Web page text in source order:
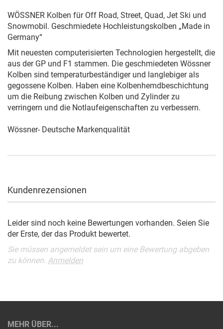
WÖSSNER Kolben für Off Road, Street, Quad, Jet Ski und
Snowmobil. Geschmiedete Hochleistungskolben „Made in
Germany“
Mit neuesten computerisierten Technologien hergestellt, die
aus der GP und F1 stammen. Die geschmiedeten Wössner
Kolben sind temperaturbeständiger und langlebiger als
gegossene Kolben. Haben eine Kolbenhemdbeschichtung
um die Reibung zwischen Kolben und Zylinder zu
verringern und die Notlaufeigenschaften zu verbessern.
Wössner- Deutsche Markenqualität
Kundenrezensionen
Leider sind noch keine Bewertungen vorhanden. Seien Sie
der Erste, der das Produkt bewertet.
Sie müssen angemeldet sein um eine Bewertung abgeben
zu können. Anmelden
MEHR ÜBER...